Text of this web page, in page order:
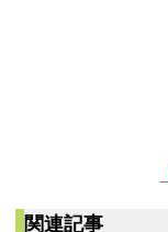
関連記事